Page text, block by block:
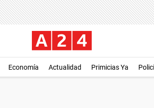
Economía Actualidad Primicias Ya